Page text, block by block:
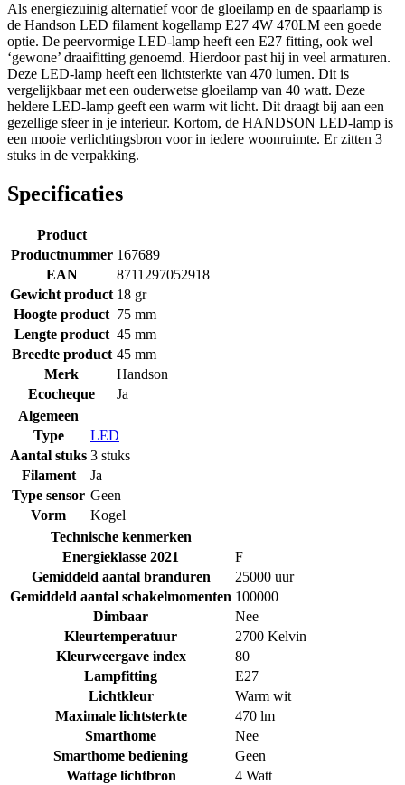
Als energiezuinig alternatief voor de gloeilamp en de spaarlamp is
de Handson LED filament kogellamp E27 4W 470LM een goede
optie. De peervormige LED-lamp heeft een E27 fitting, ook wel
‘gewone’ draaifitting genoemd. Hierdoor past hij in veel armaturen.
Deze LED-lamp heeft een lichtsterkte van 470 lumen. Dit is
vergelijkbaar met een ouderwetse gloeilamp van 40 watt. Deze
heldere LED-lamp geeft een warm wit licht. Dit draagt bij aan een
gezellige sfeer in je interieur. Kortom, de HANDSON LED-lamp is
een mooie verlichtingsbron voor in iedere woonruimte. Er zitten 3
stuks in de verpakking.
Specificaties
Product
Productnummer 167689
EAN
8711297052918
Gewicht product 18 gr
Hoogte product 75 mm
Lengte product 45 mm
Breedte product 45 mm
Merk
Handson
Ecocheque
Ja
Algemeen
Type
LED
Aantal stuks 3 stuks
Filament
Ja
Type sensor Geen
Vorm
Kogel
Technische kenmerken
Energieklasse 2021
F
Gemiddeld aantal branduren
25000 uur
Gemiddeld aantal schakelmomenten 100000
Dimbaar
Nee
Kleurtemperatuur
2700 Kelvin
Kleurweergave index
80
Lampfitting
E27
Lichtkleur
Warm wit
Maximale lichtsterkte
470 lm
Smarthome
Nee
Smarthome bediening
Geen
Wattage lichtbron
4 Watt